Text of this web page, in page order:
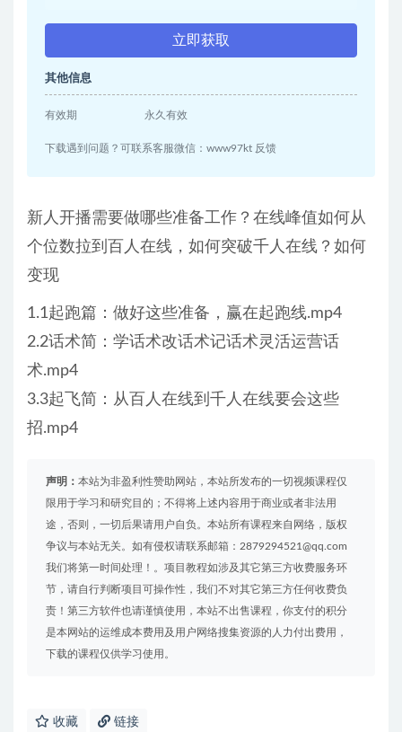
立即获取
其他信息
有效期 永久有效
下载遇到问题？可联系客服微信：www97kt 反馈
新人开播需要做哪些准备工作？在线峰值如何从
个位数拉到百人在线，如何突破千人在线？如何
变现
1.1起跑篇：做好这些准备，赢在起跑线.mp4
2.2话术简：学话术改话术记话术灵活运营话
术.mp4
3.3起飞简：从百人在线到千人在线要会这些
招.mp4
声明： 本站为非盈利性赞助网站，本站所发布的一切视频课程仅
限用于学习和研究目的；不得将上述内容用于商业或者非法用
途，否则，一切后果请用户自负。本站所有课程来自网络，版权
争议与本站无关。如有侵权请联系邮箱：2879294521@qq.com
我们将第一时间处理！。项目教程如涉及其它第三方收费服务环
节，请自行判断项目可操作性，我们不对其它第三方任何收费负
责！第三方软件也请谨慎使用，本站不出售课程，你支付的积分
是本网站的运维成本费用及用户网络搜集资源的人力付出费用，
下载的课程仅供学习使用。
收藏 链接